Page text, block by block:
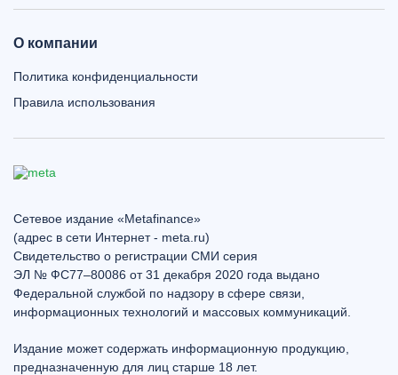
О компании
Политика конфиденциальности
Правила использования
Сетевое издание «Metafinance»
(адрес в сети Интернет - meta.ru)
Свидетельство о регистрации СМИ серия
ЭЛ № ФС77–80086 от 31 декабря 2020 года выдано
Федеральной службой по надзору в сфере связи,
информационных технологий и массовых коммуникаций.
Издание может содержать информационную продукцию,
предназначенную для лиц старше 18 лет.